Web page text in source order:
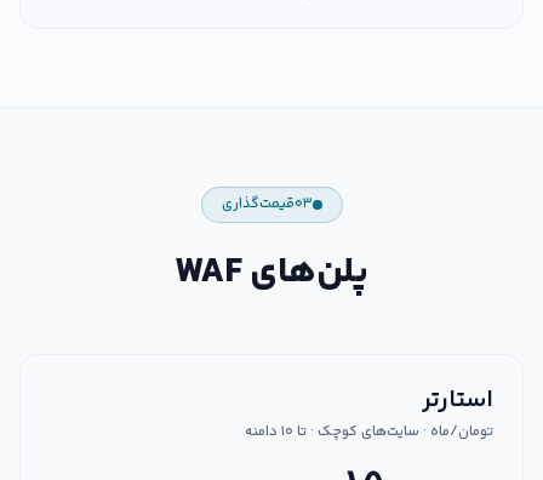
۰۳قیمت‌گذاری
پلن‌های WAF
استارتر
تومان/ماه · سایت‌های کوچک · تا ۱۰ دامنه